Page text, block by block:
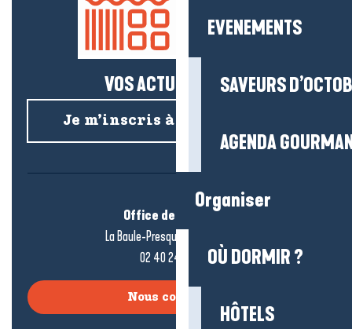
EVENEMENTS
SAVEURS
AGENDA
Organiser
OÙ DORMIR ?
HÔTELS
VOS ACTUS SALÉES !
Je m’inscris à la newsletter
Office de tourisme
La Baule-Presqu’île de Guérande
02 40 24 34 44
Nous contacter